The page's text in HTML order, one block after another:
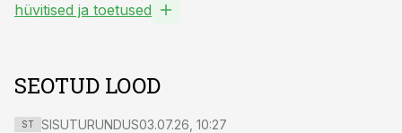
hüvitised ja toetused
SEOTUD LOOD
ST SISUTURUNDUS03.07.26, 10:27